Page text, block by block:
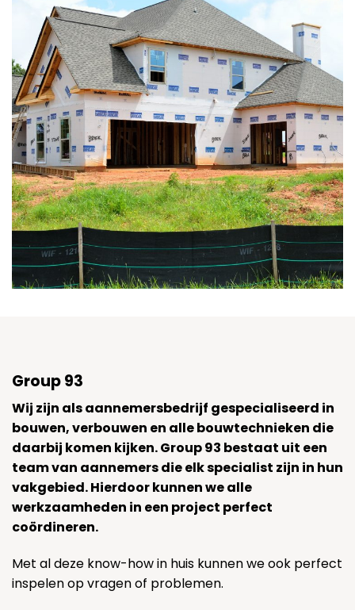
Group 93
Wij zijn als aannemersbedrijf gespecialiseerd in
bouwen, verbouwen en alle bouwtechnieken die
daarbij komen kijken. Group 93 bestaat uit een
team van aannemers die elk specialist zijn in hun
vakgebied. Hierdoor kunnen we alle
werkzaamheden in een project perfect
coördineren.
Met al deze know-how in huis kunnen we ook perfect
inspelen op vragen of problemen.